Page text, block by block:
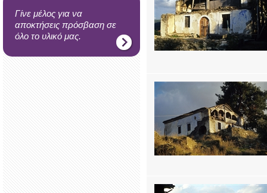
Γίνε μέλος για να
αποκτήσεις πρόσβαση σε
όλο το υλικό μας.